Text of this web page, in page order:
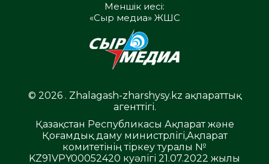
Меншік иесі:
«Сыр медиа» ЖШС
© 2026 . Zhalagash-zharshysy.kz ақпараттық
агенттігі.
Қазақстан Республикасы Ақпарат және
Қоғамдық даму министрлігі,Ақпарат
комитетінің тіркеу туралы №
KZ91VPY00052420 куәлігі 21.07.2022 жылы